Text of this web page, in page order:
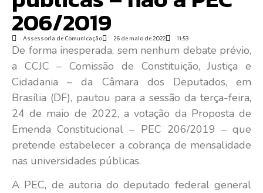
206/2019
Assessoria de Comunicação 26 de maio de 2022 11:53
De forma inesperada, sem nenhum debate prévio,
a CCJC – Comissão de Constituição, Justiça e
Cidadania – da Câmara dos Deputados, em
Brasília (DF), pautou para a sessão da terça-feira,
24 de maio de 2022, a votação da Proposta de
Emenda Constitucional – PEC 206/2019 – que
pretende estabelecer a cobrança de mensalidade
nas universidades públicas.
A PEC, de autoria do deputado federal general